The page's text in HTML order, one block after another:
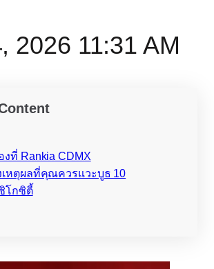
2026 11:31 AM
ที่ Rankia CDMX
หตุผลที่คุณควรแวะบูธ 10
โกซิตี้